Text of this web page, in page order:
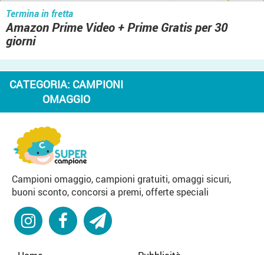
Termina in fretta
Amazon Prime Video + Prime Gratis per 30
giorni
CATEGORIA: CAMPIONI
OMAGGIO
Campioni omaggio, campioni gratuiti, omaggi sicuri,
buoni sconto, concorsi a premi, offerte speciali